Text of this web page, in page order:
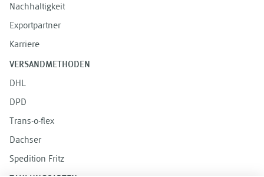
Nachhaltigkeit
Exportpartner
Karriere
VERSANDMETHODEN
DHL
DPD
Trans-o-flex
Dachser
Spedition Fritz